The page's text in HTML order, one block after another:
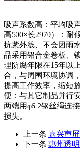
吸声系数高：平均吸
高500×长2970）：耐
抗紫外线、不会因雨
品采用铝合金卷板、
理防腐年限在15年以
合，与周围环境协调
提高工作效率，缩短
便：与其它制品并行
两端用φ6.2钢丝绳连
损失。
上一条 嘉兴声
下一条 惠州透